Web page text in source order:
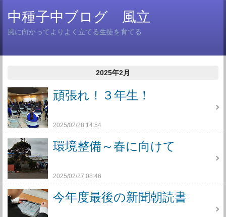
中種子中ブログ 風立
風に向かってよりよく立てる生徒を育てる
2025年2月
頑張れ！３年生！
2025/02/28 14:54
環境整備～春に向けて
2025/02/27 08:46
今年度最後の新聞朝読書